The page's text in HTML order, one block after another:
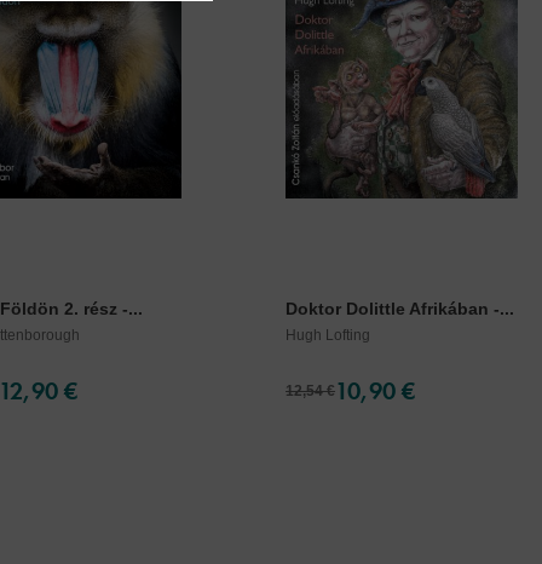
2. rész -...
12,90 €
Doktor Dolittle Afrikában -...
Hugh Lofting
12,54 €10,90 €